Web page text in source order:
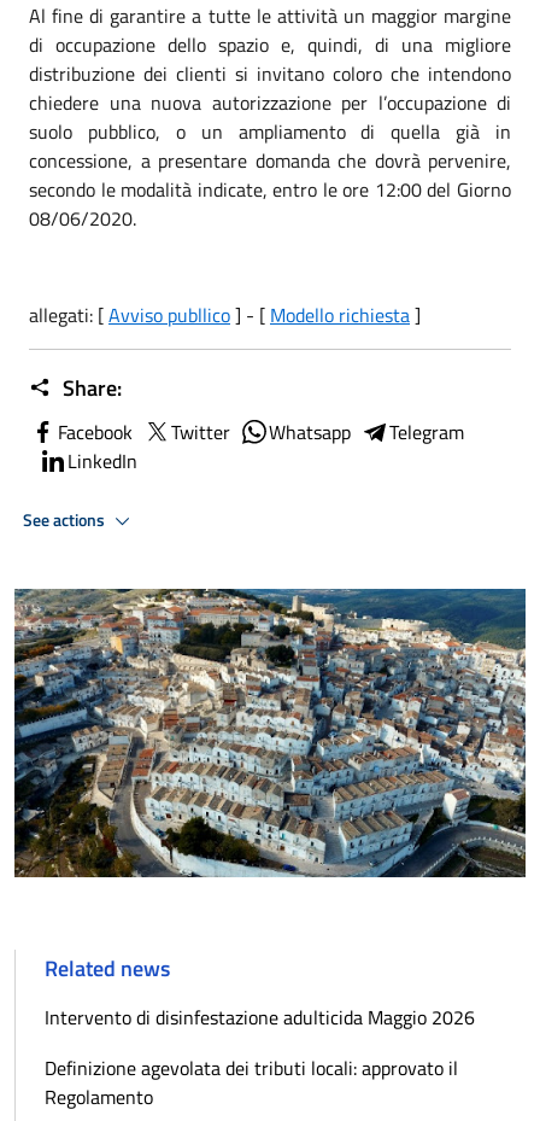
Al fine di garantire a tutte le attività un maggior margine
di occupazione dello spazio e, quindi, di una migliore
distribuzione dei clienti si invitano coloro che intendono
chiedere una nuova autorizzazione per l’occupazione di
suolo pubblico, o un ampliamento di quella già in
concessione, a presentare domanda che dovrà pervenire,
secondo le modalità indicate, entro le ore 12:00 del Giorno
08/06/2020.
allegati: [Avviso publlico] - [ Modello richiesta]
Share:
Facebook Twitter Whatsapp
Telegram
LinkedIn
See actions
Related news
Intervento di disinfestazione adulticida Maggio 2026
Definizione agevolata dei tributi locali: approvato il
Regolamento